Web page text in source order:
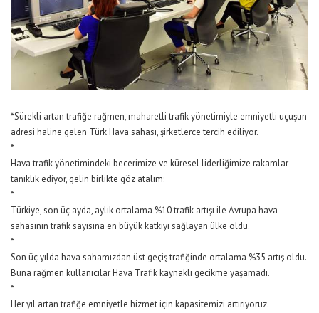
*Sürekli artan trafiğe rağmen, maharetli trafik yönetimiyle emniyetli uçuşun
adresi haline gelen Türk Hava sahası, şirketlerce tercih ediliyor.
*
Hava trafik yönetimindeki becerimize ve küresel liderliğimize rakamlar
tanıklık ediyor, gelin birlikte göz atalım:
*
Türkiye, son üç ayda, aylık ortalama %10 trafik artışı ile Avrupa hava
sahasının trafik sayısına en büyük katkıyı sağlayan ülke oldu.
*
Son üç yılda hava sahamızdan üst geçiş trafiğinde ortalama %35 artış oldu.
Buna rağmen kullanıcılar Hava Trafik kaynaklı gecikme yaşamadı.
*
Her yıl artan trafiğe emniyetle hizmet için kapasitemizi artırıyoruz.